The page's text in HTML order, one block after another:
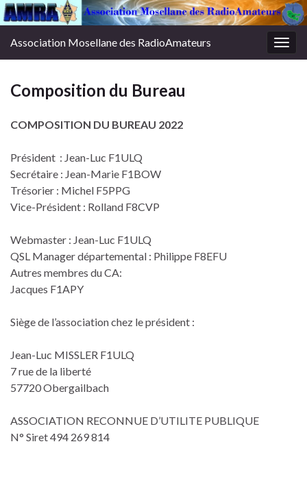
Association Mosellane des RadioAmateurs
Composition du Bureau
COMPOSITION DU BUREAU 2022
Président : Jean-Luc F1ULQ
Secrétaire : Jean-Marie F1BOW
Trésorier : Michel F5PPG
Vice-Président : Rolland F8CVP
Webmaster : Jean-Luc F1ULQ
QSL Manager départemental : Philippe F8EFU
Autres membres du CA:
Jacques F1APY
Siège de l’association chez le président :
Jean-Luc MISSLER F1ULQ
7 rue de la liberté
57720 Obergailbach
ASSOCIATION RECONNUE D’UTILITE PUBLIQUE
N° Siret 494 269 814